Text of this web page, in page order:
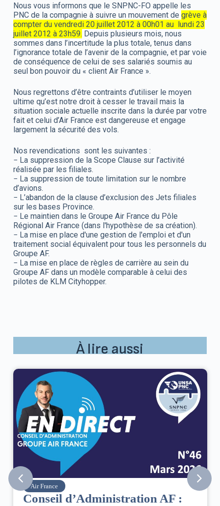
Nous vous informons que le SNPNC-FO appelle les
PNC de la compagnie à suivre un mouvement de grève à
compter du vendredi 20 juillet 2012 à 00h01 au lundi 23
juillet 2012 à 23h59. Depuis plusieurs mois, nous
sommes dans l’incertitude la plus totale, tenus dans
l’ignorance totale de l’avenir de la compagnie, et par voie
de conséquence de celui de ses salariés soumis au
seul bon pouvoir du « client Air France ».
Nous regrettons d’être contraints d’utiliser le moyen
ultime qu’est notre droit à cesser le travail mais la
situation sociale actuelle inscrite dans la durée par votre
fait et celui d’Air France est dangereuse et engage
largement la sécurité des vols.
Nos revendications sont les suivantes :
− La suppression de la Scope Clause sur l’activité
réalisée par les filiales.
− La suppression de toute limitation sur le nombre
d’avions.
− L’abandon de la clause d’exclusion des Jets filiales
sur les bases Province.
− Le maintien dans le Groupe Air France du Pôle
Régional Air France (dans l'hypothèse de sa création).
− La mise en place d'une gestion de l'emploi et d'un
traitement social équivalent pour tous les personnels du
Groupe AF.
− La mise en place de règles de carrière au sein du
Groupe AF dans un modèle comparable à celui des
pilotes de KLM Cityhopper.
À lire aussi
Air France
Conseil d’Administration AF :